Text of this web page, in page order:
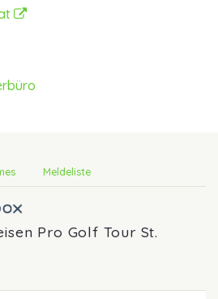
Meldeliste
Pro Golf Tour St.